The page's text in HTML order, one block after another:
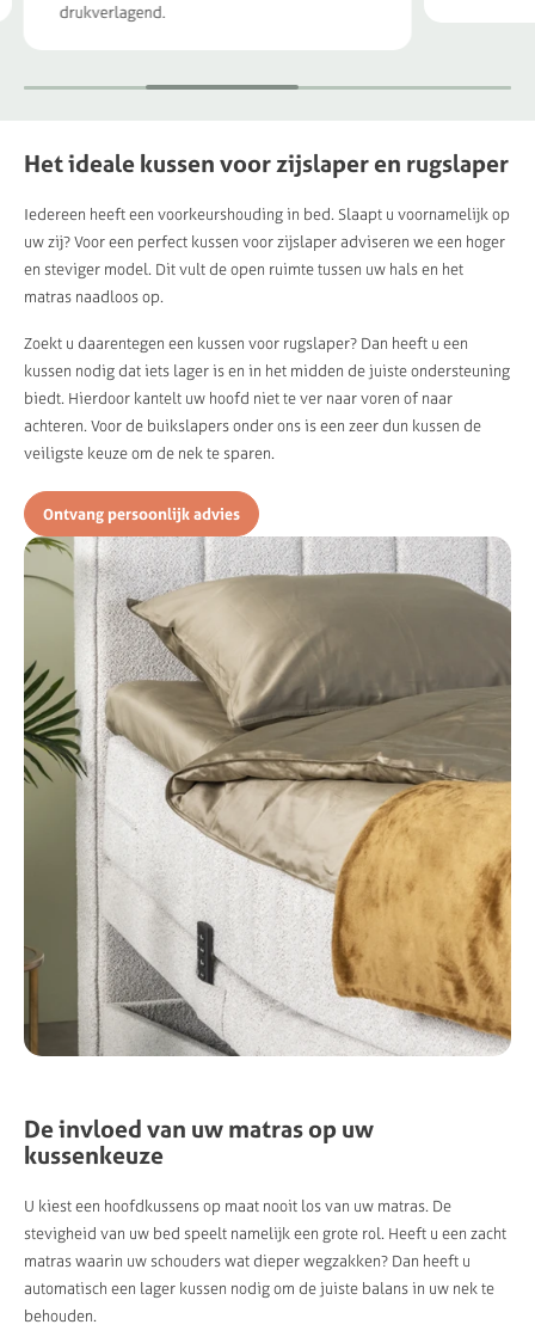
drukverlagend.
Het ideale kussen voor zijslaper en rugslaper
Iedereen heeft een voorkeurshouding in bed. Slaapt u voornamelijk op
uw zij? Voor een perfect kussen voor zijslaper adviseren we een hoger
en steviger model. Dit vult de open ruimte tussen uw hals en het
matras naadloos op.
Zoekt u daarentegen een kussen voor rugslaper? Dan heeft u een
kussen nodig dat iets lager is en in het midden de juiste ondersteuning
biedt. Hierdoor kantelt uw hoofd niet te ver naar voren of naar
achteren. Voor de buikslapers onder ons is een zeer dun kussen de
veiligste keuze om de nek te sparen.
Ontvang persoonlijk advies
De invloed van uw matras op uw
kussenkeuze
U kiest een hoofdkussens op maat nooit los van uw matras. De
stevigheid van uw bed speelt namelijk een grote rol. Heeft u een zacht
matras waarin uw schouders wat dieper wegzakken? Dan heeft u
automatisch een lager kussen nodig om de juiste balans in uw nek te
behouden.